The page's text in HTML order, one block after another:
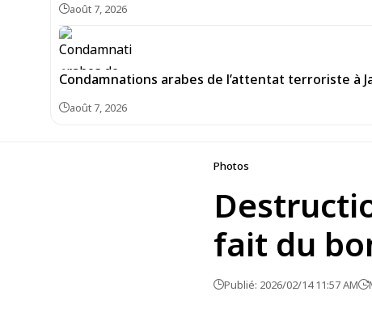
août 7, 2026
Condamnations arabes de l’attentat terroriste à
août 7, 2026
Photos
fait du
Publié: 2026/02/14 11:57 AM